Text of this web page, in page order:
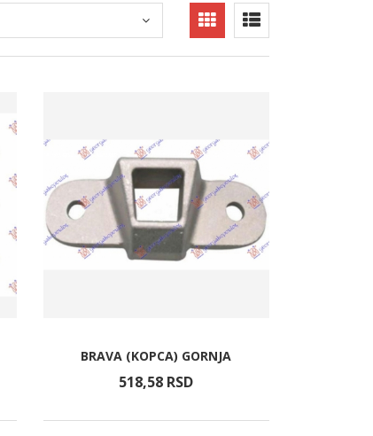
BRAVA (KOPCA) GORNJA
518,58 RSD